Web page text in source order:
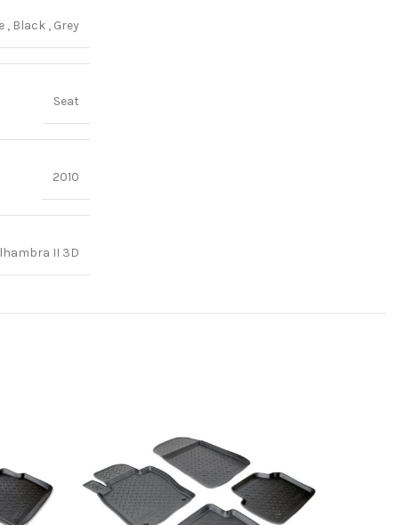
, Black , Grey
Seat
2010
II 3D